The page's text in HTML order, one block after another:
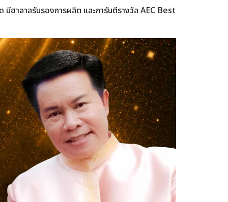
ฮาลาลรับรองการผลิต และการันตีรางวัล AEC Best